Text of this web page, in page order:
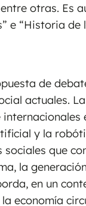
otras. Es
e “Historia de
de
actuales.
y la
que
la
en un
economía